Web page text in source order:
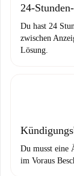
24-
Du hast 24
zwischen
Lösung.
Du musst eine
im Voraus